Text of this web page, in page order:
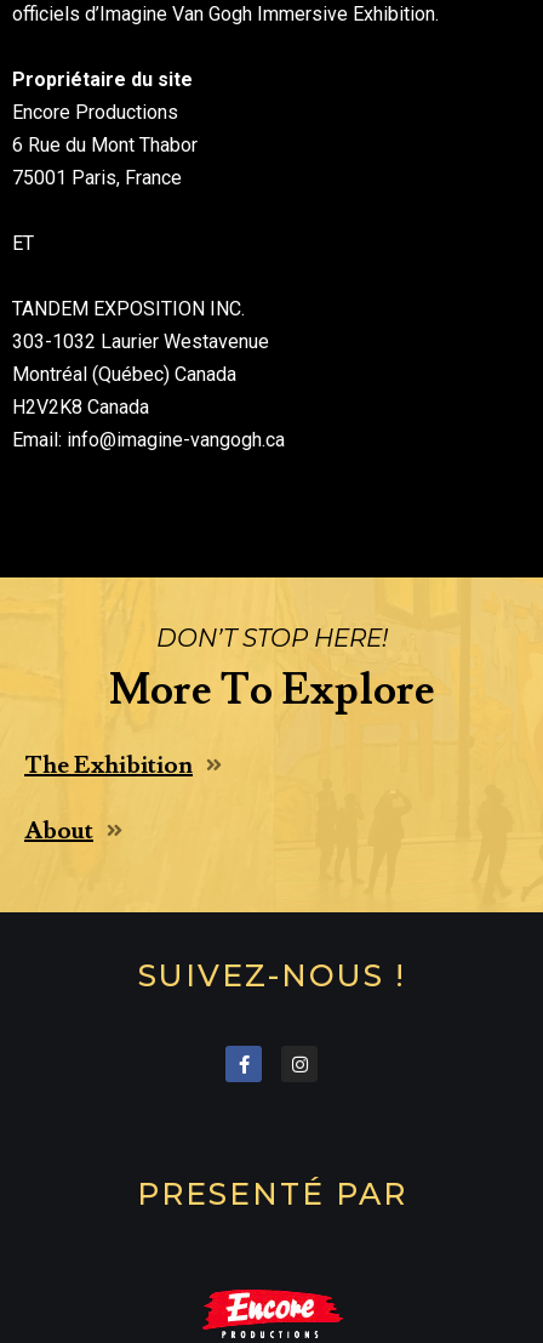
officiels d’Imagine Van Gogh Immersive Exhibition.
Propriétaire du site
Encore Productions
6 Rue du Mont Thabor
75001 Paris, France
ET
TANDEM EXPOSITION INC.
303-1032 Laurier Westavenue
Montréal (Québec) Canada
H2V2K8 Canada
Email: info@imagine-vangogh.ca
DON’T STOP HERE!
More To Explore
The Exhibition
About
SUIVEZ-NOUS !
PRESENTÉ PAR